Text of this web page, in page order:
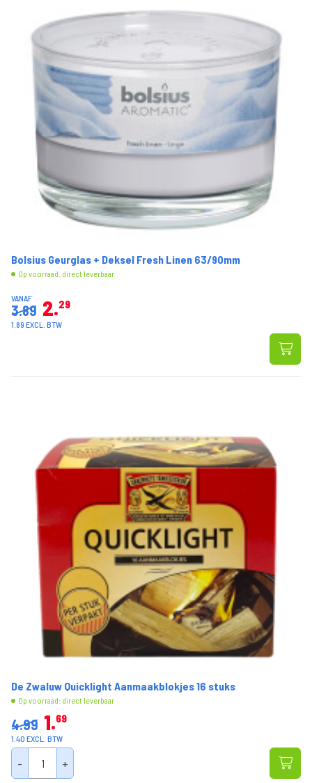
Bolsius Geurglas + Deksel Fresh Linen 63/90mm
Op voorraad: direct leverbaar
VANAF
3.89 2 29
1.89 EXCL. BTW
De Zwaluw Quicklight Aanmaakblokjes 16 stuks
Op voorraad: direct leverbaar
4.99 1 69
1.40 EXCL. BTW
- +